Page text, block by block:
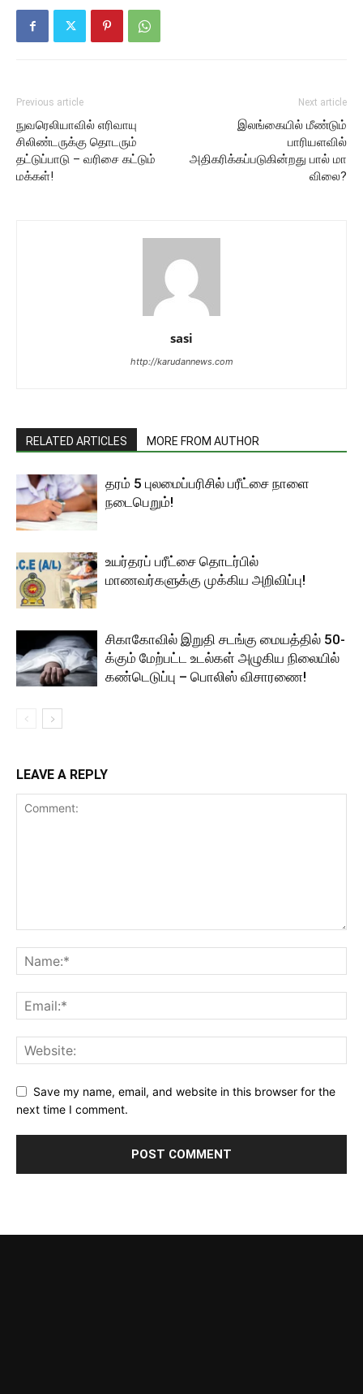
Previous article
நுவரெலியாவில் எரிவாயு
சிலிண்டருக்கு தொடரும்
தட்டுப்பாடு – வரிசை கட்டும்
மக்கள்!
Next article
இலங்கையில் மீண்டும்
பாரியளவில்
அதிகரிக்கப்படுகின்றது பால் மா
விலை?
sasi
http://karudannews.com
RELATED ARTICLES MORE FROM AUTHOR
தரம் 5 புலமைப்பரிசில் பரீட்சை நாளை
நடைபெறும்!
உயர்தரப் பரீட்சை தொடர்பில்
மாணவர்களுக்கு முக்கிய அறிவிப்பு!
சிகாகோவில் இறுதி சடங்கு மையத்தில் 50-
க்கும் மேற்பட்ட உடல்கள் அழுகிய நிலையில்
கண்டெடுப்பு – பொலிஸ் விசாரணை!
LEAVE A REPLY
Save my name, email, and website in this browser for the
next time I comment.